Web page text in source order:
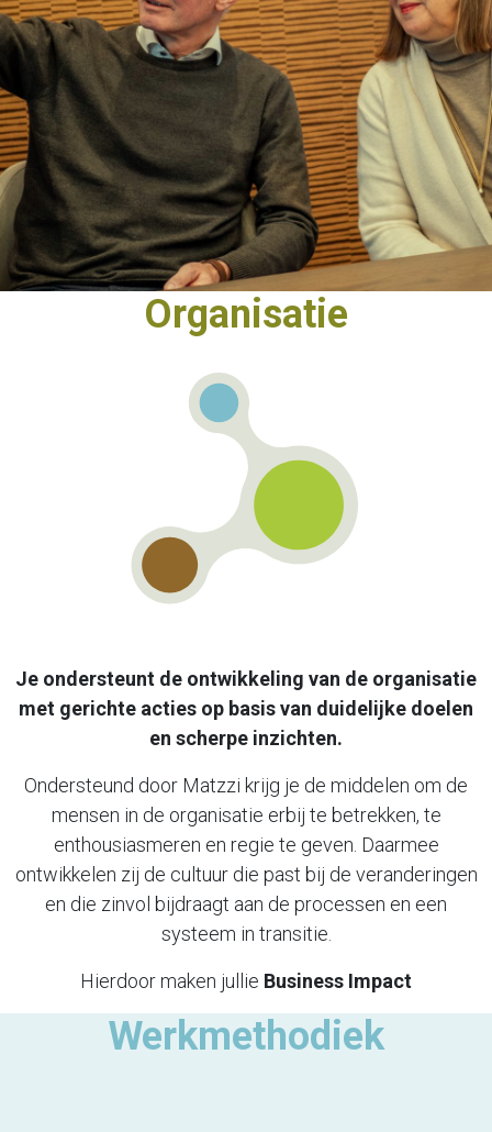
Organisatie
Je ondersteunt de ontwikkeling van de organisatie
met gerichte acties op basis van duidelijke doelen
en scherpe inzichten.
Ondersteund door Matzzi krijg je de middelen om de
mensen in de organisatie erbij te betrekken, te
enthousiasmeren en regie te geven. Daarmee
ontwikkelen zij de cultuur die past bij de veranderingen
en die zinvol bijdraagt aan de processen en een
systeem in transitie.
Hierdoor maken jullie Business Impact
Werkmethodiek